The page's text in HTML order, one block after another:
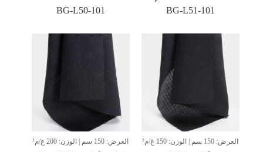
BG-L51-101
BG-L50-101
العرض: 150 سم | الوزن: 150 غ/م² العرض: 150 سم | الوزن: 200 غ/م²